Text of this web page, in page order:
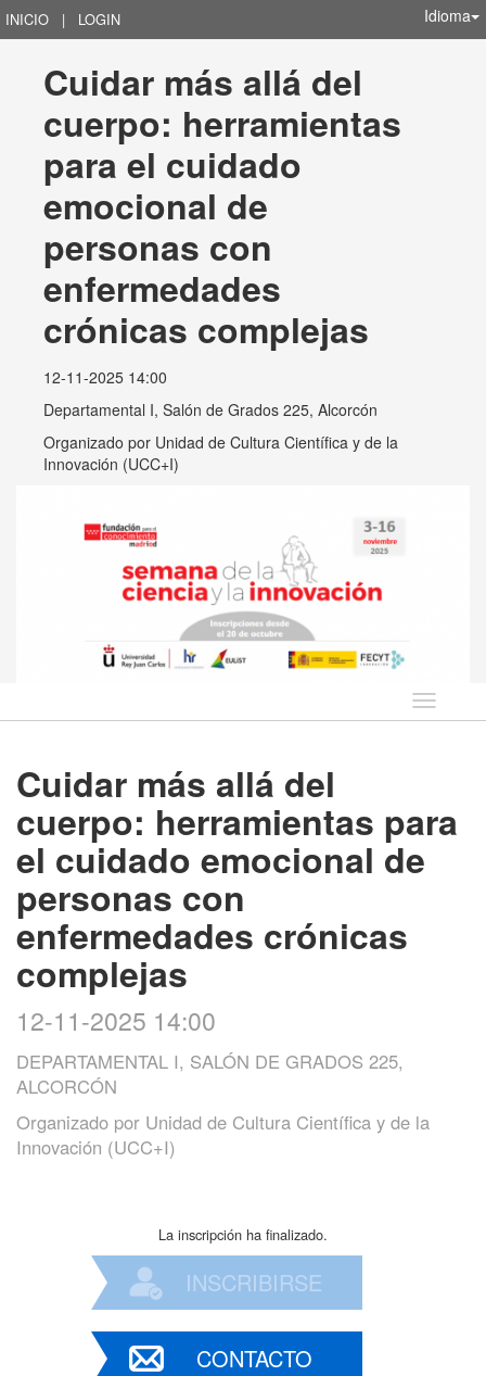
INICIO | LOGIN Idioma
Cuidar más allá del
cuerpo: herramientas
para el cuidado
emocional de
personas con
enfermedades
crónicas complejas
12-11-2025 14:00
Departamental I, Salón de Grados 225, Alcorcón
Organizado por Unidad de Cultura Científica y de la
Innovación (UCC+I)
Idioma
Cuidar más allá del
cuerpo: herramientas para
el cuidado emocional de
personas con
enfermedades crónicas
complejas
12-11-2025 14:00
DEPARTAMENTAL I, SALÓN DE GRADOS 225,
ALCORCÓN
Organizado por Unidad de Cultura Científica y de la
Innovación (UCC+I)
La inscripción ha finalizado.
INSCRIBIRSE
CONTACTO